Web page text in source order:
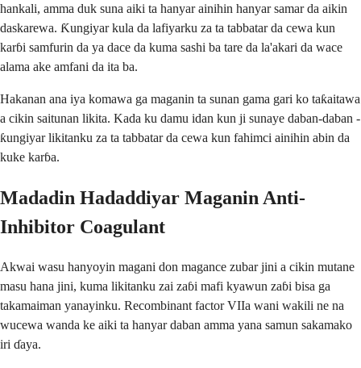
hankali, amma duk suna aiki ta hanyar ainihin hanyar samar da aikin
daskarewa. Ƙungiyar kula da lafiyarku za ta tabbatar da cewa kun
karɓi samfurin da ya dace da kuma sashi ba tare da la'akari da wace
alama ake amfani da ita ba.
Hakanan ana iya komawa ga maganin ta sunan gama gari ko taƙaitawa
a cikin saitunan likita. Kada ku damu idan kun ji sunaye daban-daban -
ƙungiyar likitanku za ta tabbatar da cewa kun fahimci ainihin abin da
kuke karɓa.
Madadin Hadaddiyar Maganin Anti-
Inhibitor Coagulant
Akwai wasu hanyoyin magani don magance zubar jini a cikin mutane
masu hana jini, kuma likitanku zai zaɓi mafi kyawun zaɓi bisa ga
takamaiman yanayinku. Recombinant factor VIIa wani wakili ne na
wucewa wanda ke aiki ta hanyar daban amma yana samun sakamako
iri ɗaya.